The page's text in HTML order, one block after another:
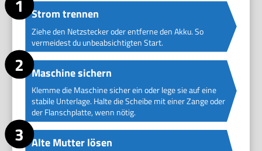
Strom trennen
Ziehe den Netzstecker oder entferne den Akku. So
vermeidest du unbeabsichtigten Start.
Maschine sichern
Klemme die Maschine sicher ein oder lege sie auf eine
stabile Unterlage. Halte die Scheibe mit einer Zange oder
der Flanschplatte, wenn nötig.
Alte Mutter lösen